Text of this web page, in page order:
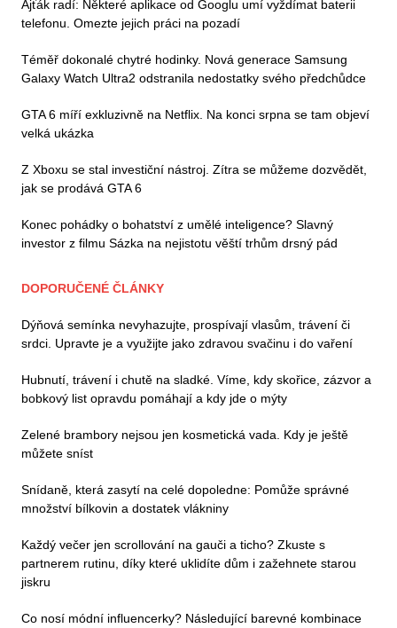
Ajťák radí: Některé aplikace od Googlu umí vyždímat baterii
telefonu. Omezte jejich práci na pozadí
Téměř dokonalé chytré hodinky. Nová generace Samsung
Galaxy Watch Ultra2 odstranila nedostatky svého předchůdce
GTA 6 míří exkluzivně na Netflix. Na konci srpna se tam objeví
velká ukázka
Z Xboxu se stal investiční nástroj. Zítra se můžeme dozvědět,
jak se prodává GTA 6
Konec pohádky o bohatství z umělé inteligence? Slavný
investor z filmu Sázka na nejistotu věští trhům drsný pád
DOPORUČENÉ ČLÁNKY
Dýňová semínka nevyhazujte, prospívají vlasům, trávení či
srdci. Upravte je a využijte jako zdravou svačinu i do vaření
Hubnutí, trávení i chutě na sladké. Víme, kdy skořice, zázvor a
bobkový list opravdu pomáhají a kdy jde o mýty
Zelené brambory nejsou jen kosmetická vada. Kdy je ještě
můžete sníst
Snídaně, která zasytí na celé dopoledne: Pomůže správné
množství bílkovin a dostatek vlákniny
Každý večer jen scrollování na gauči a ticho? Zkuste s
partnerem rutinu, díky které uklidíte dům i zažehnete starou
jiskru
Co nosí módní influencerky? Následující barevné kombinace